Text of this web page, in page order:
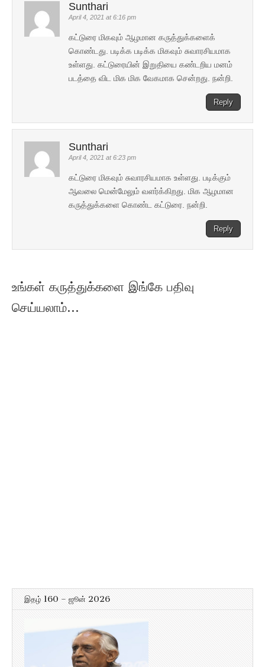
Sunthari
April 4, 2021 at 6:16 pm
கட்டுரை மிகவும் ஆழமான கருத்துக்களைக்
கொண்டது. படிக்க படிக்க மிகவும் சுவாரசியமாக
உள்ளது. கட்டுரையின் இறுதியை கண்டறிய மனம்
படத்தை விட மிக மிக வேகமாக சென்றது. நன்றி.
Reply
Sunthari
April 4, 2021 at 6:23 pm
கட்டுரை மிகவும் சுவாரசியமாக உள்ளது. படிக்கும்
ஆவலை மென்மேலும் வளர்க்கிறது. மிக ஆழமான
கருத்துக்களை கொண்ட கட்டுரை. நன்றி.
Reply
உங்கள் கருத்துக்களை இங்கே பதிவு
செய்யலாம்...
இதழ் 160 – ஜூன் 2026